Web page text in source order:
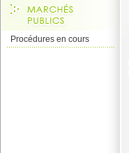
Procédures en cours